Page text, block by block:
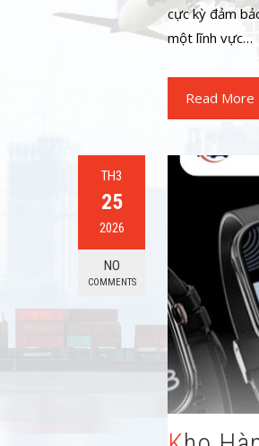
cực kỳ đảm
một lĩnh vực…
Read More
TH3
25
2026
NO
COMMENTS